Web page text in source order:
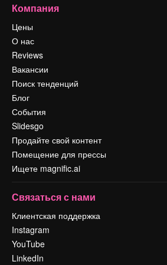
Компания
Цены
О нас
Reviews
Вакансии
Поиск тенденций
Блог
События
Slidesgo
Продайте свой контент
Помещение для прессы
Ищете magnific.ai
Связаться с нами
Клиентская поддержка
Instagram
YouTube
LinkedIn